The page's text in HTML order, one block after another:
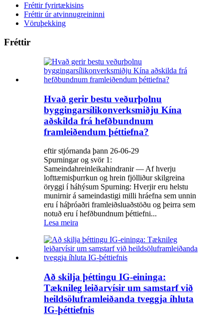
Fréttir fyrirtækisins
Fréttir úr atvinnugreininni
Vöruþekking
Fréttir
Hvað gerir bestu veðurþolnu
byggingarsílikonverksmiðju Kína
aðskilda frá hefðbundnum
framleiðendum þéttiefna?
eftir stjórnanda þann 26-06-29
Spurningar og svör 1:
Sameindahreinleikahindranir — Af hverju
lofttæmisþurrkun og hrein fjölliður skilgreina
öryggi í háhýsum Spurning: Hverjir eru helstu
munirnir á sameindastigi milli hráefna sem unnin
eru í háþróaðri framleiðsluaðstöðu og þeirra sem
notuð eru í hefðbundnum þéttiefni...
Lesa meira
Að skilja þéttingu IG-eininga:
Tæknileg leiðarvísir um samstarf við
heildsöluframleiðanda tveggja íhluta
IG-þéttiefnis